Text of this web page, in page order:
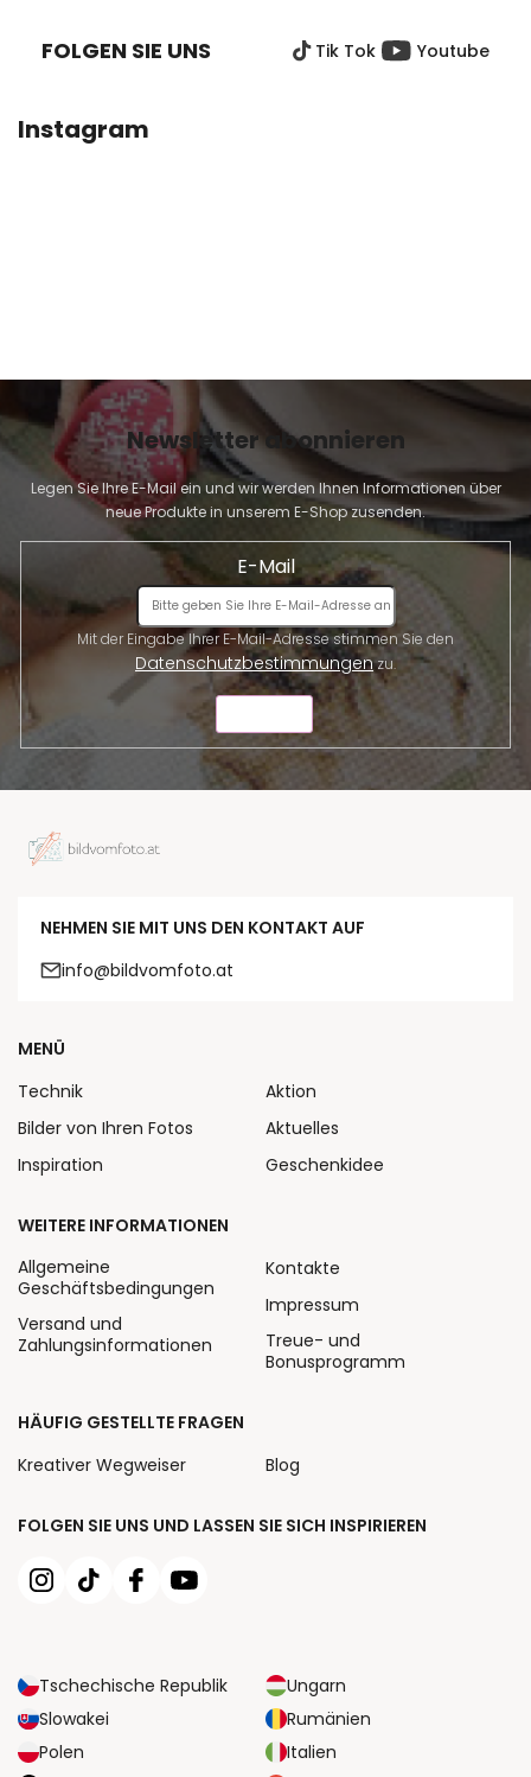
FOLGEN SIE UNS Tik Tok Youtube
Instagram
Newsletter abonnieren
Legen Sie Ihre E-Mail ein und wir werden Ihnen Informationen über
neue Produkte in unserem E-Shop zusenden.
E-Mail
Datenschutzbestimmungenzu.
NEHMEN SIE MIT UNS DEN KONTAKT AUF
info@bildvomfoto.at
FOLGEN SIE UNS UND LASSEN SIE SICH INSPIRIEREN
Tschechische Republik
Ungarn
Slowakei
Rumänien
Polen
Italien
MENÜ
Technik
Bilder von Ihren Fotos
Inspiration
Aktion
Aktuelles
Geschenkidee
WEITERE INFORMATIONEN
Allgemeine
Geschäftsbedingungen
Versand und
Zahlungsinformationen
Kontakte
Impressum
Treue- und
Bonusprogramm
HÄUFIG GESTELLTE FRAGEN
Kreativer Wegweiser
Blog